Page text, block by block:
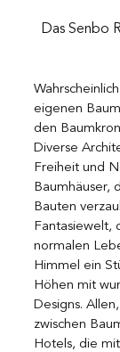
Das Senbo
eigenen
den
Diverse
Freiheit und
Baumhäuser,
Bauten
Fantasiewelt,
normalen
Himmel ein
Höhen mit
Designs.
zwischen
Hotels, die